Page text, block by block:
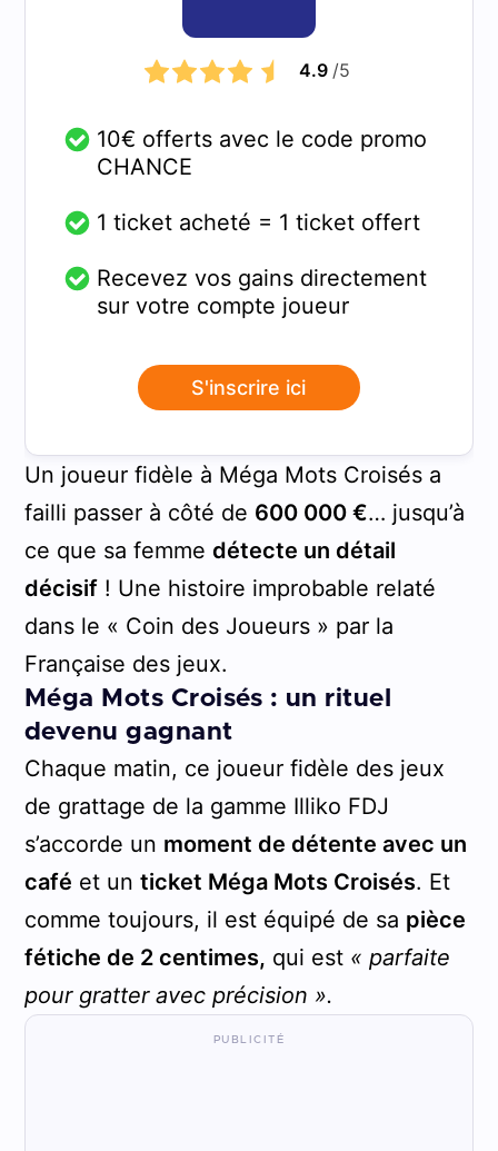
4.9 /5
10€ offerts avec le code promo
CHANCE
1 ticket acheté = 1 ticket offert
Recevez vos gains directement
sur votre compte joueur
S'inscrire ici
Un joueur fidèle à Méga Mots Croisés a
failli passer à côté de 600 000 €… jusqu’à
ce que sa femme détecte un détail
décisif! Une histoire improbable relaté
dans le « Coin des Joueurs » par la
Française des jeux.
Méga Mots Croisés : un rituel
devenu gagnant
Chaque matin, ce joueur fidèle des jeux
de grattage de la gamme Illiko FDJ
s’accorde un moment de détente avec un
café et un ticket Méga Mots Croisés. Et
comme toujours, il est équipé de sa pièce
fétiche de 2 centimes, qui est « parfaite
pour gratter avec précision ».